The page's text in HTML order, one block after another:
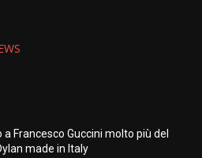
a Francesco Guccini molto più del
made in Italy